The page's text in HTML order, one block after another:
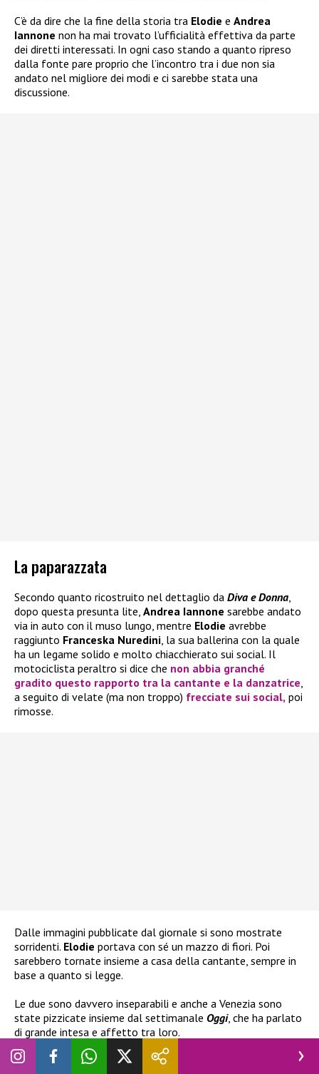
C’è da dire che la fine della storia tra Elodie e Andrea
Iannone non ha mai trovato l’ufficialità effettiva da parte
dei diretti interessati. In ogni caso stando a quanto ripreso
dalla fonte pare proprio che l’incontro tra i due non sia
andato nel migliore dei modi e ci sarebbe stata una
discussione.
La paparazzata
Secondo quanto ricostruito nel dettaglio da Diva e Donna,
dopo questa presunta lite, Andrea Iannone sarebbe andato
via in auto con il muso lungo, mentre Elodie avrebbe
raggiunto Franceska Nuredini, la sua ballerina con la quale
ha un legame solido e molto chiacchierato sui social. Il
motociclista peraltro si dice che non abbia granché
gradito questo rapporto tra la cantante e la danzatrice,
a seguito di velate (ma non troppo) frecciate sui social, poi
rimosse.
Dalle immagini pubblicate dal giornale si sono mostrate
sorridenti. Elodie portava con sé un mazzo di fiori. Poi
sarebbero tornate insieme a casa della cantante, sempre in
base a quanto si legge.
Le due sono davvero inseparabili e anche a Venezia sono
state pizzicate insieme dal settimanale Oggi, che ha parlato
di grande intesa e affetto tra loro.
Vedremo se prima o poi verrà chiarito cosa è accaduto